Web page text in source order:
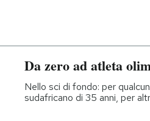
Da zero ad atleta
Nello sci di fondo: per
sudafricano di 35 anni, per